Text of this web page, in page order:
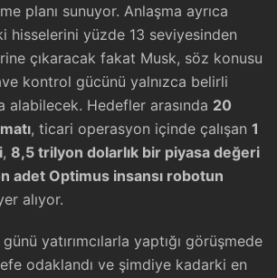
planı sunuyor. Anlaşma ayrıca
hisselerini yüzde 13 seviyesinden
çıkaracak fakat Musk, söz konusu
kontrol gücünü yalnızca belirli
alabilecek. Hedefler arasında 20
, ticari operasyon içinde çalışan 1
, 8,5 trilyon dolarlık bir piyasa değeri
adet Optimus insansı robotun
alıyor.
yatırımcılarla yaptığı görüşmede
odaklandı ve şimdiye kadarki en